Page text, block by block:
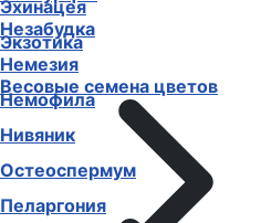
Незабудка
Немезия
Немофила
Нивяник
Остеоспермум
Пеларгония
Эхинацея
Экзотика
Весовые семена цветов